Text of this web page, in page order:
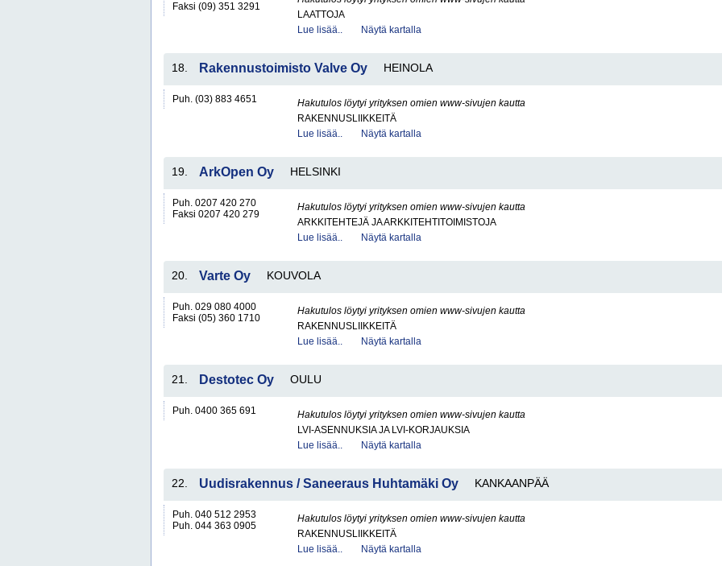
Faksi (09) 351 3291
LAATTOJA
Lue lisää..
Näytä kartalla
18. Rakennustoimisto Valve Oy HEINOLA
Puh. (03) 883 4651
Hakutulos löytyi yrityksen omien www-sivujen kautta
RAKENNUSLIIKKEITÄ
Lue lisää..
Näytä kartalla
19. ArkOpen Oy HELSINKI
Puh. 0207 420 270
Faksi 0207 420 279
Hakutulos löytyi yrityksen omien www-sivujen kautta
ARKKITEHTEJÄ JA ARKKITEHTITOIMISTOJA
Lue lisää..
Näytä kartalla
20. Varte Oy KOUVOLA
Puh. 029 080 4000
Faksi (05) 360 1710
Hakutulos löytyi yrityksen omien www-sivujen kautta
RAKENNUSLIIKKEITÄ
Lue lisää..
Näytä kartalla
21. Destotec Oy OULU
Puh. 0400 365 691
Hakutulos löytyi yrityksen omien www-sivujen kautta
LVI-ASENNUKSIA JA LVI-KORJAUKSIA
Lue lisää..
Näytä kartalla
22. Uudisrakennus / Saneeraus Huhtamäki Oy KANKAANPÄÄ
Puh. 040 512 2953
Puh. 044 363 0905
Hakutulos löytyi yrityksen omien www-sivujen kautta
RAKENNUSLIIKKEITÄ
Lue lisää..
Näytä kartalla